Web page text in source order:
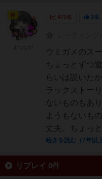
473名 2名
ウミガメのス
ちょっとずつ
らいは説いた
ラックストー
ないものもあ
ようもないも
丈夫。ちょっ
続きを読む（7年以
リプレイ 0件